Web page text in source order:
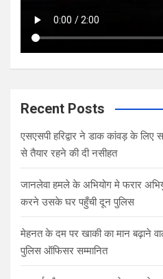
Recent Posts
एसएसपी हरिद्वार ने डाक कांवड़ के लिए
से तैयार रहने की दी नसीहत
जानलेवा हमले के अभियोग मे फरार
करने उसके घर पहुँची दून पुलिस
मेहनत के दम पर खाकी का मान बढ़ाने
पुलिस ऑफिसर सम्मानित